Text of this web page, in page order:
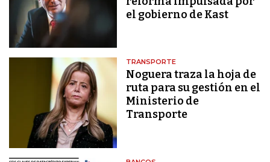
el gobierno de Kast
TRANSPORTE
Noguera traza la hoja de
ruta para su gestión en el
Ministerio de
Transporte